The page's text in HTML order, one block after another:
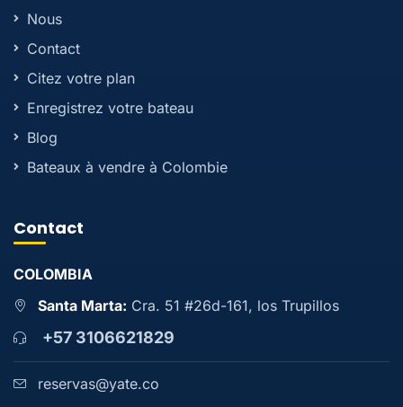
Nous
Contact
Citez votre plan
Enregistrez votre bateau
Blog
Bateaux à vendre à Colombie
Contact
COLOMBIA
Santa Marta: Cra. 51 #26d-161, los Trupillos
+57 3106621829
reservas@yate.co